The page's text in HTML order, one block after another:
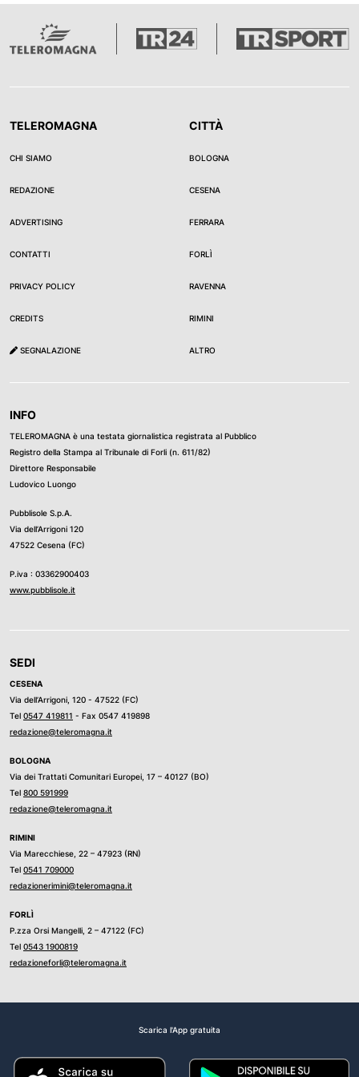
TELEROMAGNA
CHI SIAMO
REDAZIONE
ADVERTISING
CONTATTI
PRIVACY POLICY
CREDITS
SEGNALAZIONE
CITTÀ
BOLOGNA
CESENA
FERRARA
FORLÌ
RAVENNA
RIMINI
ALTRO
INFO
TELEROMAGNA è una testata giornalistica registrata al Pubblico
Registro della Stampa al Tribunale di Forli (n. 611/82)
Direttore Responsabile
Ludovico Luongo
Pubblisole S.p.A.
Via dell’Arrigoni 120
47522 Cesena (FC)
P.iva : 03362900403
www.pubblisole.it
SEDI
CESENA
Via dell’Arrigoni, 120 - 47522 (FC)
Tel 0547 419811 - Fax 0547 419898
redazione@teleromagna.it
BOLOGNA
Via dei Trattati Comunitari Europei, 17 – 40127 (BO)
Tel 800 591999
redazione@teleromagna.it
RIMINI
Via Marecchiese, 22 – 47923 (RN)
Tel 0541 709000
redazionerimini@teleromagna.it
FORLÌ
P.zza Orsi Mangelli, 2 – 47122 (FC)
Tel 0543 1900819
redazioneforli@teleromagna.it
Scarica l'App gratuita